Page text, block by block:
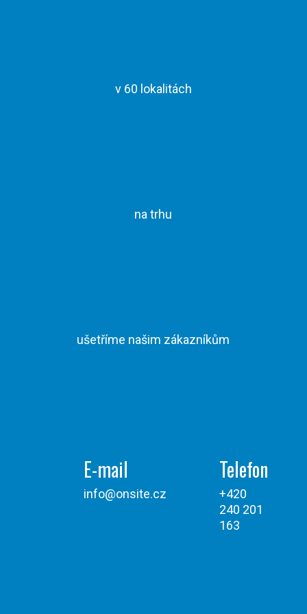
v 60 lokalitách
na trhu
ušetříme našim zákazníkům
E-mail
info@onsite.cz
Telefon
+420
240 201
163